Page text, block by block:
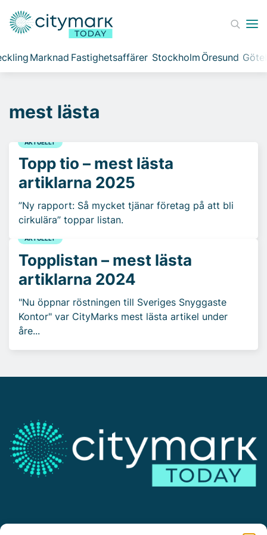
Marknad Fastighetsaffärer Stockholm Öresund
mest lästa
AKTUELLT
Topp tio – mest lästa
artiklarna 2025
”Ny rapport: Så mycket tjänar företag på att bli
cirkulära” toppar listan.
AKTUELLT
Topplistan – mest lästa
artiklarna 2024
"Nu öppnar röstningen till Sveriges Snyggaste
Kontor" var CityMarks mest lästa artikel under
åre...